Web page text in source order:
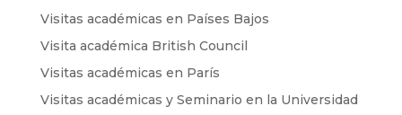
Visitas académicas en Países Bajos
Visita académica British Council
Visitas académicas en París
Visitas académicas y Seminario en la Universidad